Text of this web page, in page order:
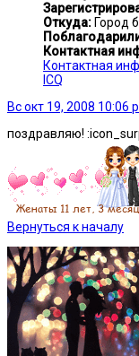
Откуда: Город
Контактная
Контактная
ICQ
Вс окт 19, 2008 10:06
поздравляю!
Вернуться к началу